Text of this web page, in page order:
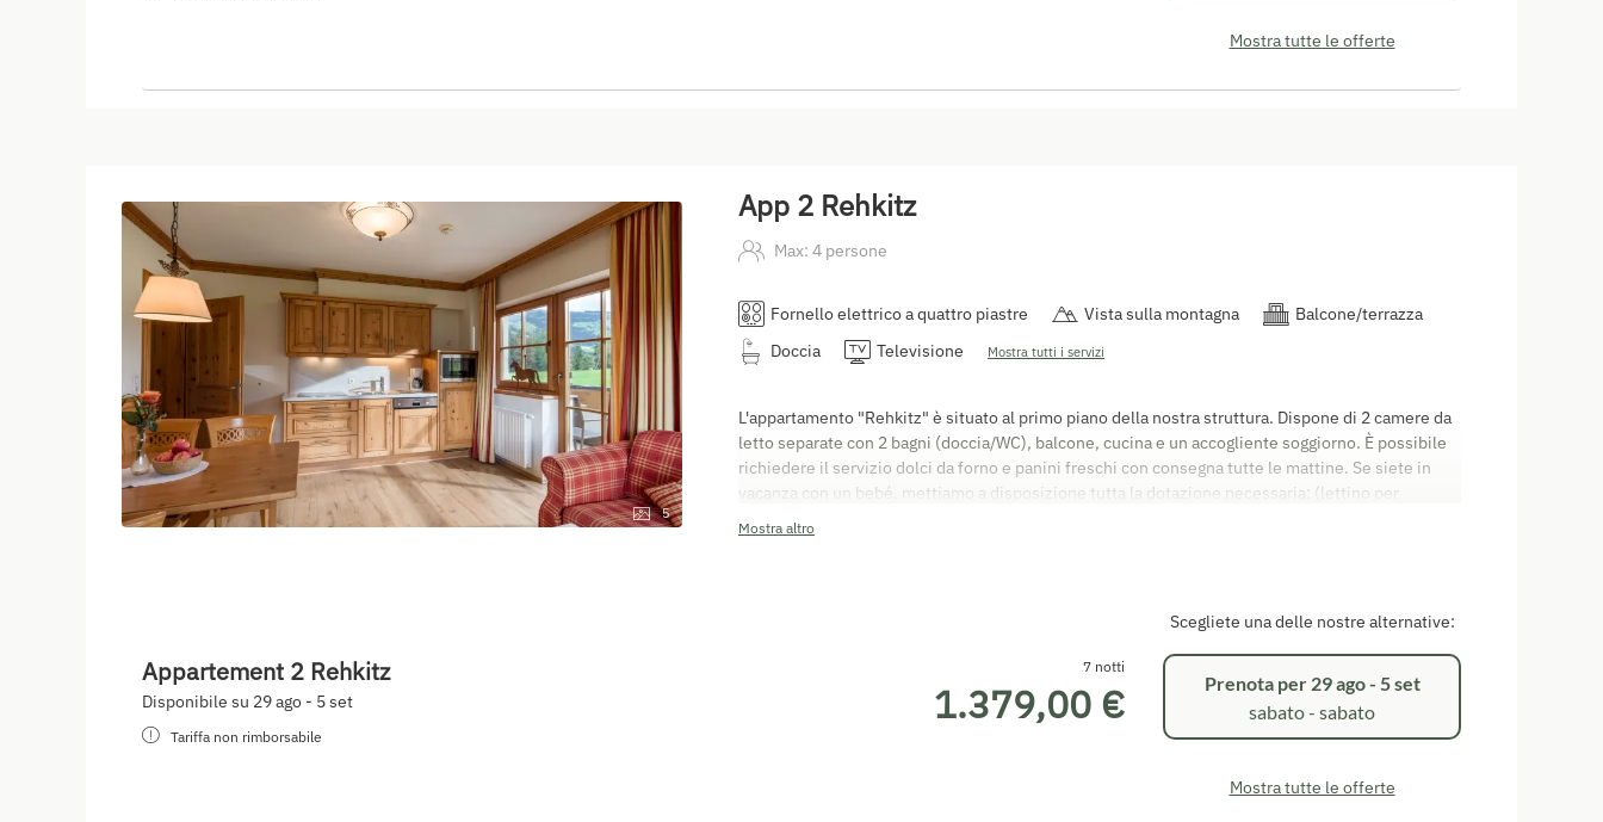
Mostra tutte le offerte
5
App 2 Rehkitz
Max: 4 persone
Fornello elettrico a quattro piastre Vista sulla montagna
Balcone/terrazza
Doccia
Televisione Mostra tutti i servizi
L'appartamento "Rehkitz" è situato al primo piano della nostra struttura. Dispone di 2 camere da
letto separate con 2 bagni (doccia/WC), balcone, cucina e un accogliente soggiorno. È possibile
richiedere il servizio dolci da forno e panini freschi con consegna tutte le mattine. Se siete in
vacanza con un bebé, mettiamo a disposizione tutta la dotazione necessaria: (lettino per
bambini/culla completi di biancheria, cestino per pannolini, fasciatoio, prese elettriche con
sicurezza, seggiolone, babyphone. Tutti gli appartamenti sono non fumatori, ma dispongono di
Partenza: il giorno della partenza l'appartamento deve essere lasciato libero entro le 09:30. È
disposizioni del diritto contrattuale austriaco per il settore alberghiero (AGBH2006) Godetevi
Mostra altro
Scegliete una delle nostre alternative:
Appartement 2 Rehkitz
Disponibile su 29 ago - 5 set
Tariffa non rimborsabile
7 notti
1.379,00 € Prenota per 29 ago - 5 set
sabato - sabato
Mostra tutte le offerte